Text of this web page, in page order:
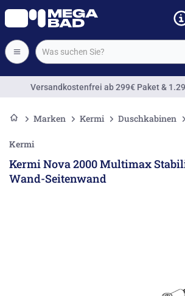
Versandkostenfrei ab 299€ Paket &
Marken Kermi Duschkabinen
Kermi
Kermi Nova 2000 Multimax
Wand-Seitenwand